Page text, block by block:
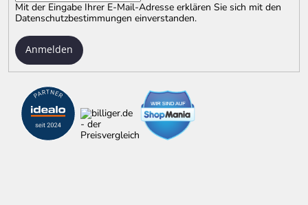
Mit der Eingabe Ihrer E-Mail-Adresse erklären Sie sich mit den
Datenschutzbestimmungen einverstanden.
Anmelden